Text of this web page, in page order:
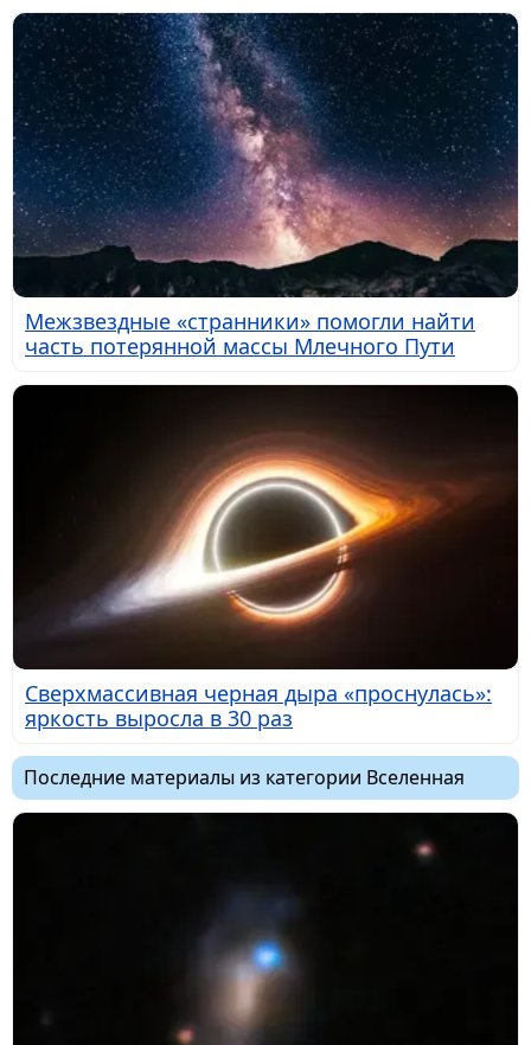
Межзвездные «странники» помогли найти
часть потерянной массы Млечного Пути
Сверхмассивная черная дыра «проснулась»:
яркость выросла в 30 раз
Последние материалы из категории Вселенная